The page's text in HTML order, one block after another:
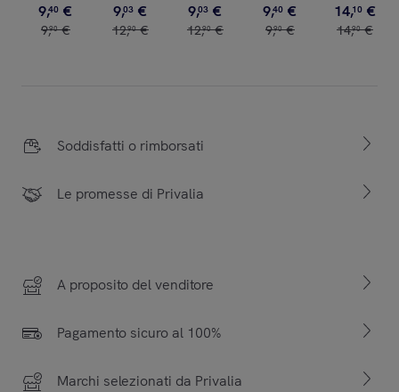
9,40 €
9,90 €
9,03 €
12,90 €
9,03 €
12,90 €
9,40 €
9,90 €
14,10 €
14,90 €
Soddisfatti o rimborsati
Le promesse di Privalia
A proposito del venditore
Pagamento sicuro al 100%
Marchi selezionati da Privalia